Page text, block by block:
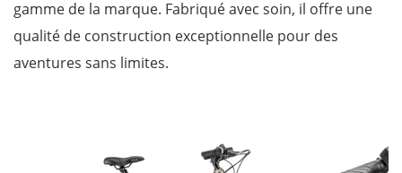
gamme de la marque. Fabriqué avec soin, il offre une
qualité de construction exceptionnelle pour des
aventures sans limites.